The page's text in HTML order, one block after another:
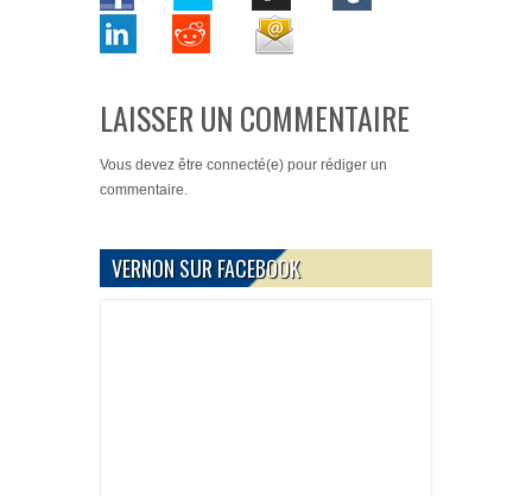
LAISSER UN COMMENTAIRE
Vous devez être connecté(e) pour rédiger un
commentaire.
VERNON SUR FACEBOOK